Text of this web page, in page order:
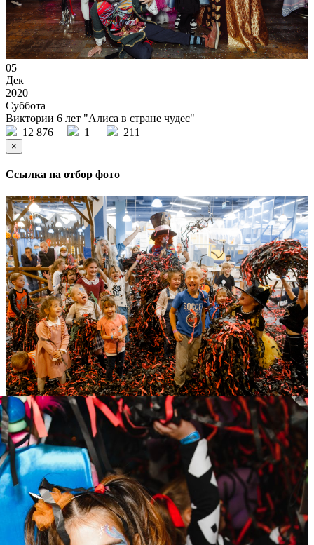
05
Дек
2020
Суббота
Виктории 6 лет "Алиса в стране чудес"
12 876
1 211
×
Ссылка на отбор фото
31
Окт
2020
Суббота
Хеллоуин в Замании ТЦ «Вива»
13 059
0 328
×
Ссылка на отбор фото